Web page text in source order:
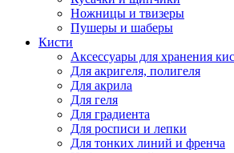
Ножницы и твизеры
Пушеры и шаберы
Кисти
Аксессуары для хранения
Для акригеля, полигеля
Для акрила
Для геля
Для градиента
Для росписи и лепки
Для тонких линий и френча